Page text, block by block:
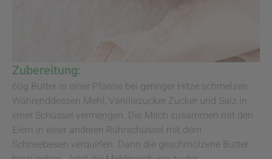
Zubereitung:
60g Butter in einer Pfanne bei geringer Hitze schmelzen.
Währenddessen Mehl, Vanillezucker Zucker und Salz in
einer Schüssel vermengen. Die Milch zusammen mit den
Eiern in einer anderen Rührschüssel mit dem
Schneebesen verquirlen. Dann die geschmolzene Butter